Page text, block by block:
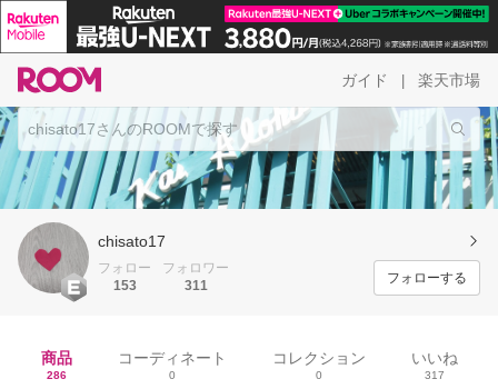
ガイド 楽天市場
chisato17
フォロー
153
フォロワー
311
フォローする
商品
286
コーディネート
0
コレクション
0
いいね
317